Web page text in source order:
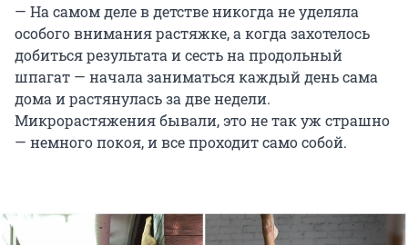
— На самом деле в детстве никогда не уделяла
особого внимания растяжке, а когда захотелось
добиться результата и сесть на продольный
шпагат — начала заниматься каждый день сама
дома и растянулась за две недели.
Микрорастяжения бывали, это не так уж страшно
— немного покоя, и все проходит само собой.